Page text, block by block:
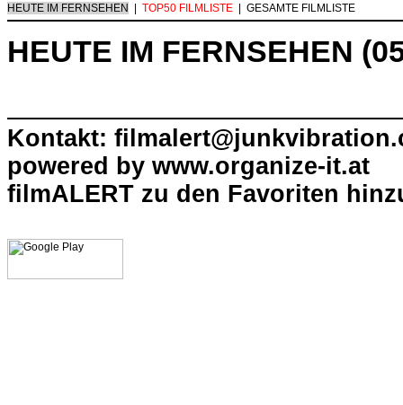
HEUTE IM FERNSEHEN TOP50 FILMLISTE GESAMTE FILMLISTE
HEUTE IM FERNSEHEN
Kontakt:
powered by www.organize-it.at
filmALERT zu den Favoriten